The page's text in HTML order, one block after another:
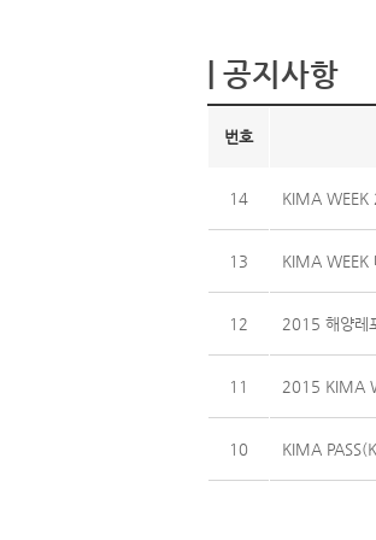
| 공지사항
번호
14 KIMA WEEK
13 KIMA WEEK
12 2015 해양레
11 2015 KIMA
10 KIMA